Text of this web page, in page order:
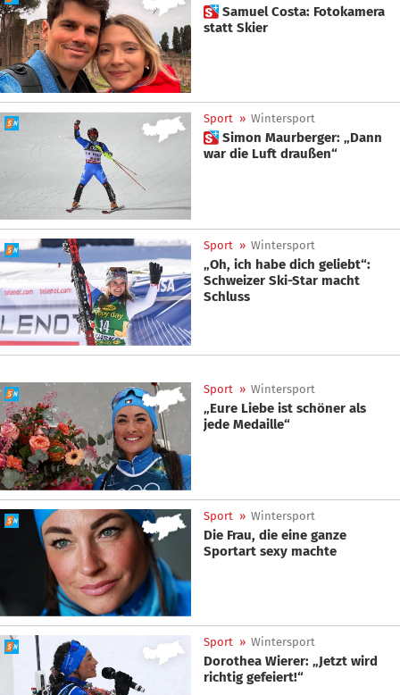
 Samuel Costa: Fotokamera
statt Skier
Sport » Wintersport
 Simon Maurberger: „Dann
war die Luft draußen“
Sport » Wintersport
„Oh, ich habe dich geliebt“:
Schweizer Ski-Star macht
Schluss
Sport » Wintersport
„Eure Liebe ist schöner als
jede Medaille“
Sport » Wintersport
Die Frau, die eine ganze
Sportart sexy machte
Sport » Wintersport
Dorothea Wierer: „Jetzt wird
richtig gefeiert!“